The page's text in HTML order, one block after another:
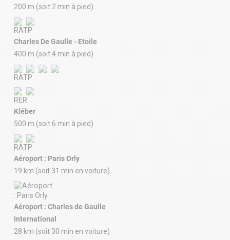
200 m (soit 2 min à pied)
Charles De Gaulle - Etoile
400 m (soit 4 min à pied)
Kléber
500 m (soit 6 min à pied)
Aéroport : Paris Orly
19 km (soit 31 min en voiture)
Aéroport : Charles de Gaulle
International
28 km (soit 30 min en voiture)